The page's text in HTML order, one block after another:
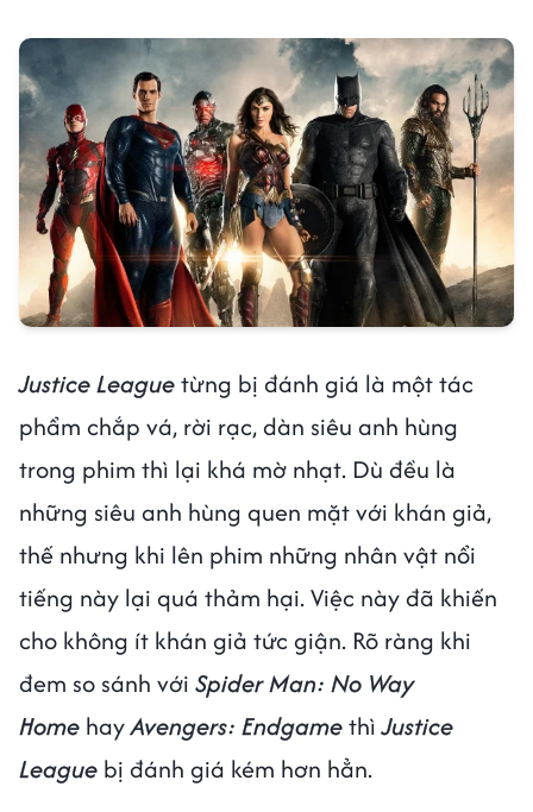
Justice Leaguetừng bị đánh giá là một tác
phẩm chắp vá, rời rạc, dàn siêu anh hùng
trong phim thì lại khá mờ nhạt. Dù đều là
những siêu anh hùng quen mặt với khán giả,
thế nhưng khi lên phim những nhân vật nổi
tiếng này lại quá thảm hại. Việc này đã khiến
cho không ít khán giả tức giận. Rõ ràng khi
đem so sánh với Spider Man: No Way
Home hayAvengers: EndgamethìJustice
League bị đánh giá kém hơn hẳn.